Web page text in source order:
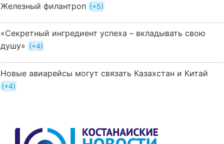
Железный филантроп +5
«Секретный ингредиент успеха – вкладывать свою
душу»
+4
Новые авиарейсы могут связать Казахстан и Китай
+4